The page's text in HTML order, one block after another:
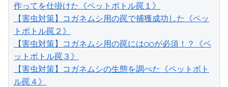
作ってを仕掛けた《ペットボトル罠１》
【害虫対策】コガネムシ用の罠で捕獲成功した《ペッ
トボトル罠２》
【害虫対策】コガネムシ用の罠には○○が必須！？《ペ
ットボトル罠３》
【害虫対策】コガネムシの生態を調べた《ペットボト
ル罠４》